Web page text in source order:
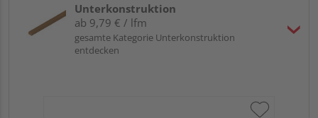
Unterkonstruktion
ab 9,79 € / lfm
gesamte Kategorie Unterkonstruktion
entdecken